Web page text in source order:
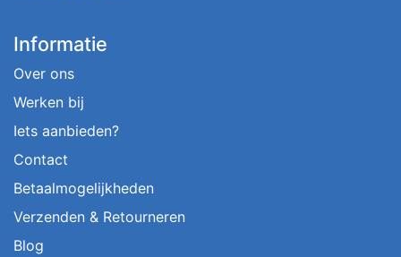
Informatie
Over ons
Werken bij
Iets aanbieden?
Contact
Betaalmogelijkheden
Verzenden & Retourneren
Blog